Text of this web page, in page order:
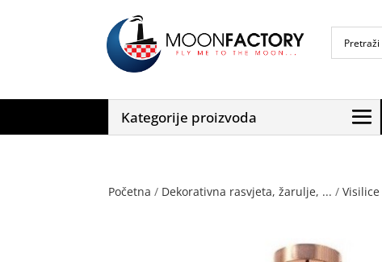
Kategorije proizvoda
Početna / Dekorativna rasvjeta, žarulje, ... /Visilice